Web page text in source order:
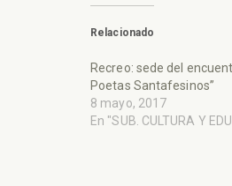
Relacionado
Recreo: sede del
Poetas Santafesinos”
8 mayo, 2017
En "SUB. CULTURA Y